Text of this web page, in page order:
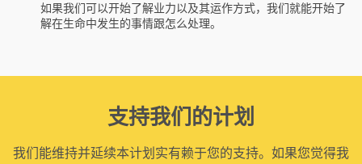
如果我们可以开始了解业力以及其运作方式，我们就能开始了
解在生命中发生的事情跟怎么处理。
支持我们的计划
我们能维持并延续本计划实有赖于您的支持。如果您觉得我